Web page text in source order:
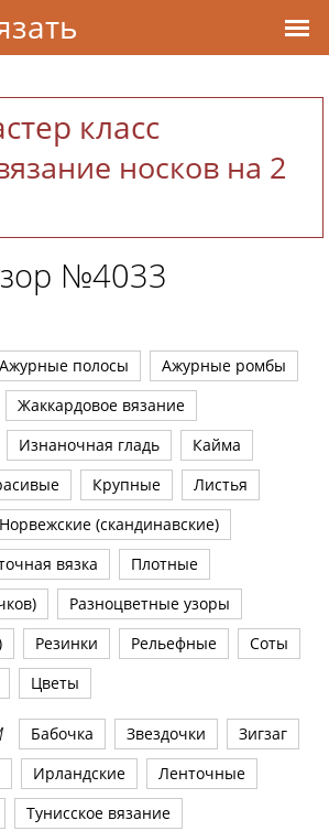
класс
носков на 2
№4033
Ажурные полосы
Ажурные ромбы
Жаккардовое вязание
Изнаночная гладь
Кайма
Крупные
Листья
Норвежские (скандинавские)
вязка
Плотные
Разноцветные узоры
Резинки Рельефные
Соты
Цветы
Бабочка Звездочки
Зигзаг
Ирландские
Ленточные
Тунисское вязание